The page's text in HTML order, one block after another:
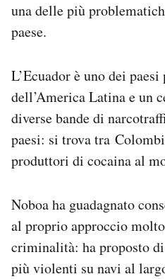
una delle più
paese.
L’Ecuador è uno dei
dell’America Latina e un
diverse bande di
paesi: si trova tra
produttori di cocaina al
Noboa ha guadagnato
al proprio approccio
criminalità: ha proposto
più violenti su navi al